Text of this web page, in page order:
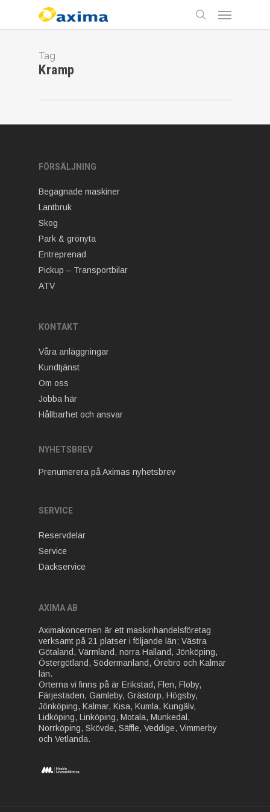
search
Menu
Tag
Kramp
FÖRSÄLJNING
Begagnade maskiner
Lantbruk
Skog
Park & grönyta
Entreprenad
Pickup – Transportbilar
ATV
KONTAKT
Våra anläggningar
Kundtjänst
Om oss
Jobba här
Hållbarhet och ansvar
NYHETSBREV
Prenumerera på Aximas nyhetsbrev
SERVICE
Reservdelar
Service
Däckservice
AXIMA AB
Aximakoncernen är ett maskinhandelsföretag
verksamt på 21 platser i följande län; Västra
Götaland, Värmland, norra Halland, Jönköping,
Östergötland, Södermanland, Örebro och Kalmar
län.
Orterna vi finns på är Erikstad, Flen, Floby,
Färjestaden, Gamleby, Grästorp, Högsby,
Jönköping, Kalmar, Kisa, Kumla, Kungälv,
Lidköping, Linköping, Motala, Munkedal,
Norrköping, Skövde, Säffle, Veddige, Vimmerby
och Vetlanda.